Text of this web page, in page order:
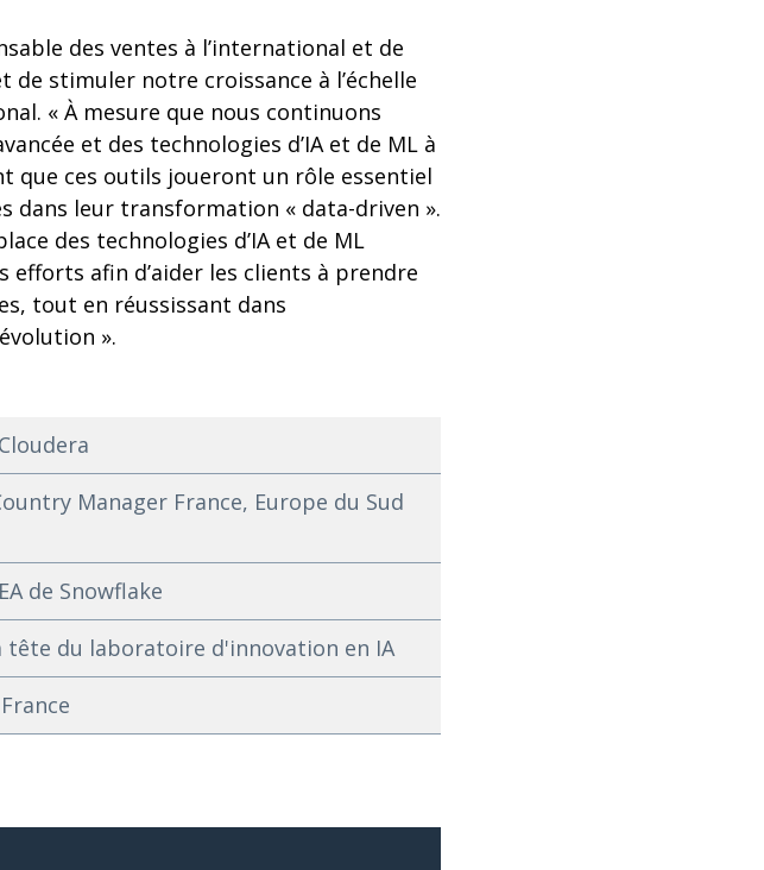
des ventes à l’international et de
stimuler notre croissance à l’échelle
« À mesure que nous continuons
et des technologies d’IA et de ML à
que ces outils joueront un rôle essentiel
dans leur transformation « data-driven ».
des technologies d’IA et de ML
afin d’aider les clients à prendre
tout en réussissant dans
».
Manager France, Europe du Sud
de Snowflake
tête du laboratoire d'innovation en IA